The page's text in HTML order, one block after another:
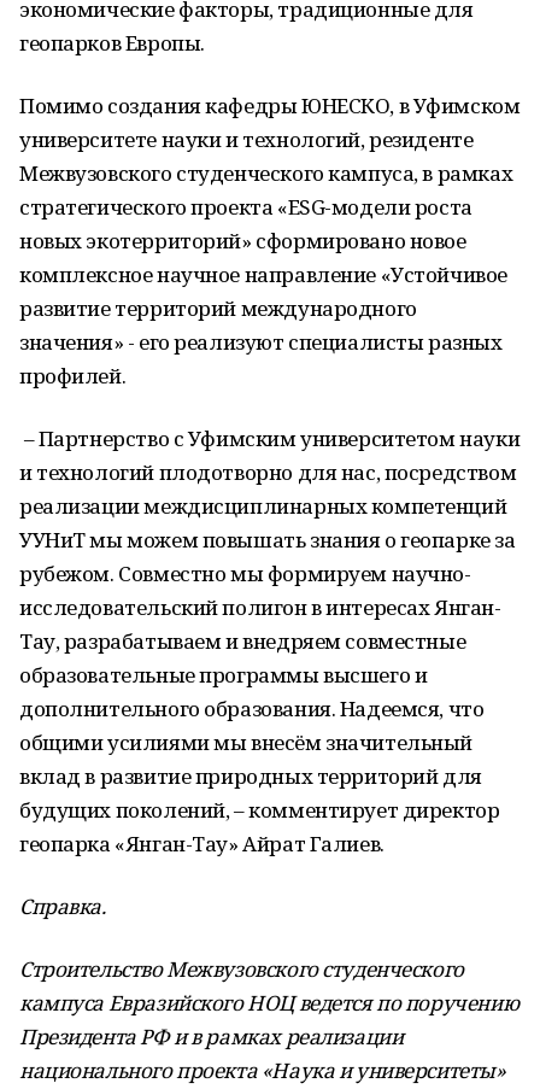
экономические факторы, традиционные для
геопарков Европы.
Помимо создания кафедры ЮНЕСКО, в Уфимском
университете науки и технологий, резиденте
Межвузовского студенческого кампуса, в рамках
стратегического проекта «ESG-модели роста
новых экотерриторий» сформировано новое
комплексное научное направление «Устойчивое
развитие территорий международного
значения» - его реализуют специалисты разных
профилей.
– Партнерство с Уфимским университетом науки
и технологий плодотворно для нас, посредством
реализации междисциплинарных компетенций
УУНиТ мы можем повышать знания о геопарке за
рубежом. Совместно мы формируем научно-
исследовательский полигон в интересах Янган-
Тау, разрабатываем и внедряем совместные
образовательные программы высшего и
дополнительного образования. Надеемся, что
общими усилиями мы внесём значительный
вклад в развитие природных территорий для
будущих поколений, – комментирует директор
геопарка «Янган-Тау» Айрат Галиев.
Справка.
Строительство Межвузовского студенческого
кампуса Евразийского НОЦ ведется по поручению
Президента РФ и в рамках реализации
национального проекта «Наука и университеты»